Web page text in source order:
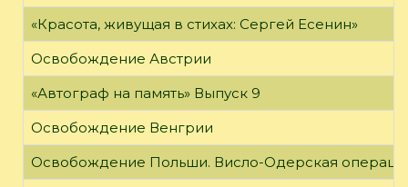
«Красота, живущая в стихах: Сергей Есенин»
Освобождение Австрии
«Автограф на память» Выпуск 9
Освобождение Венгрии
Освобождение Польши. Висло-Одерская